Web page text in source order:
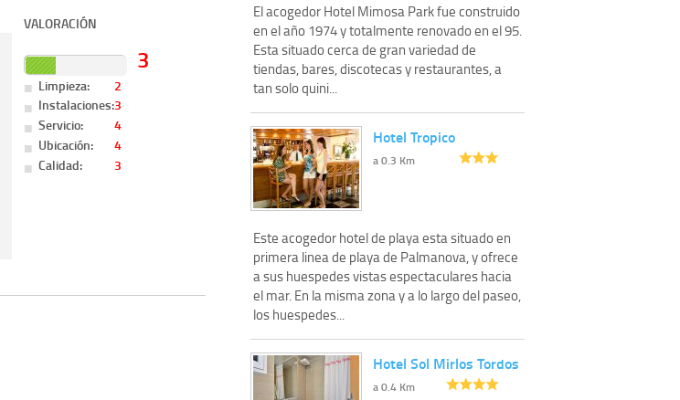
VALORACIÓN
3
Limpieza:
2
Instalaciones:3
Servicio:
4
Ubicación:
4
Calidad:
3
El acogedor Hotel Mimosa Park fue construido
en el año 1974 y totalmente renovado en el 95.
Esta situado cerca de gran variedad de
tiendas, bares, discotecas y restaurantes, a
tan solo quini...
Hotel Tropico
a 0.3 Km
Este acogedor hotel de playa esta situado en
primera linea de playa de Palmanova, y ofrece
a sus huespedes vistas espectaculares hacia
el mar. En la misma zona y a lo largo del paseo,
los huespedes...
Hotel Sol Mirlos Tordos
a 0.4 Km